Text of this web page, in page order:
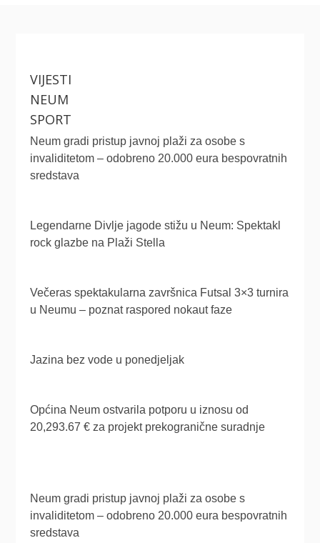
VIJESTI
NEUM
SPORT
Neum gradi pristup javnoj plaži za osobe s
invaliditetom – odobreno 20.000 eura bespovratnih
sredstava
Legendarne Divlje jagode stižu u Neum: Spektakl
rock glazbe na Plaži Stella
Večeras spektakularna završnica Futsal 3×3 turnira
u Neumu – poznat raspored nokaut faze
Jazina bez vode u ponedjeljak
Općina Neum ostvarila potporu u iznosu od
20,293.67 € za projekt prekogranične suradnje
Neum gradi pristup javnoj plaži za osobe s
invaliditetom – odobreno 20.000 eura bespovratnih
sredstava